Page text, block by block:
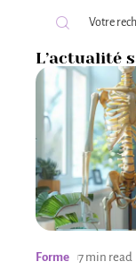
L’actualité
Forme 7 min read